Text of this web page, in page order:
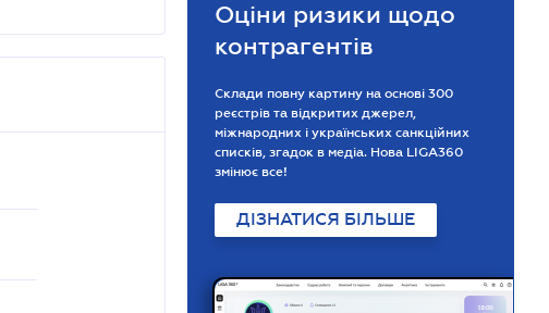
Оціни ризики щодо
контрагентів
Склади повну картину на основі 300
реєстрів та відкритих джерел,
міжнародних і українських санкційних
списків, згадок в медіа. Нова LIGA360
змінює все!
ДІЗНАТИСЯ БІЛЬШЕ